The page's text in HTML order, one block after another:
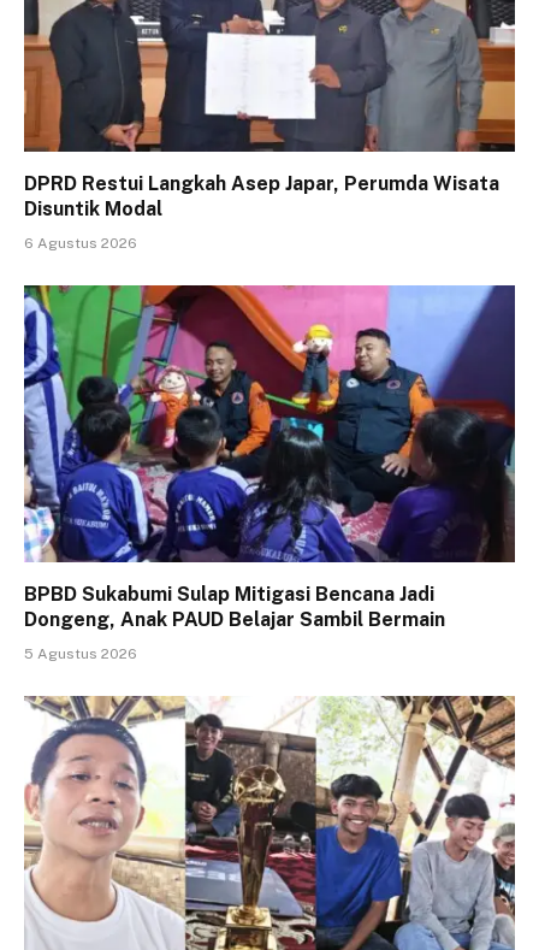
DPRD Restui Langkah Asep Japar, Perumda Wisata
Disuntik Modal
6 Agustus 2026
BPBD Sukabumi Sulap Mitigasi Bencana Jadi
Dongeng, Anak PAUD Belajar Sambil Bermain
5 Agustus 2026